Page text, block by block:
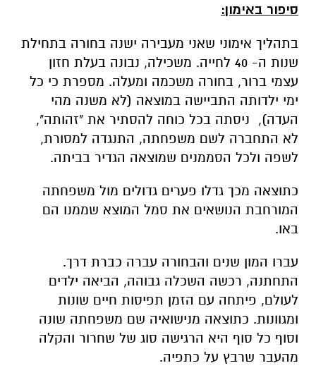
סיפור באימון:
בתהליך אימוני שאני מעבירה ישנה בחורה בתחילת
שנות ה- 40 לחייה. משכילה, נבונה בעלת חזון
עצמי ברור, בחורה משכמה ומעלה. מספרת כי כל
ימי ילדותה התביישה במוצאה (לא משנה מהי
העדה), ניסתה בכל כוחה להסתיר את "זהותה",
לא התחברה לשם משפחתה, התנגדה למסורת,
לשפה ולכל הסממנים שמוצאה הגדיר בביתה.
כתוצאה מכך גדלו פערים גדולים מול משפחתה
המורחבת הנושאים את סמל המוצא שממנו הם
באו.
עברו המון שנים והבחורה עברה כברת דרך.
התחתנה, רכשה השכלה גבוהה, הביאה ילדים
לעולם, פיתחה עם הזמן תפיסות חיים שונות
ומגוונות. כתוצאה מנישואיה שם משפחתה שונה
וסוף כל סוף היא הרגישה סוג של שחרור והקלה
מהעבר שרבץ על כתפיה.